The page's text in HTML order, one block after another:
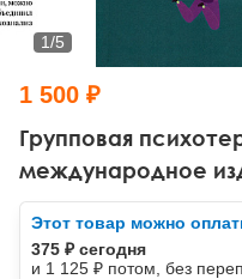
Тревожные
Психодрама
Другие направления
Классический,
НЛП
Психология труда и
Социальная психология
Социальная и
Классический и
Групповая
международное
1/5
1 500 ₽
Этот товар можно
375 ₽ сегодня
и 1 125 ₽ потом, без